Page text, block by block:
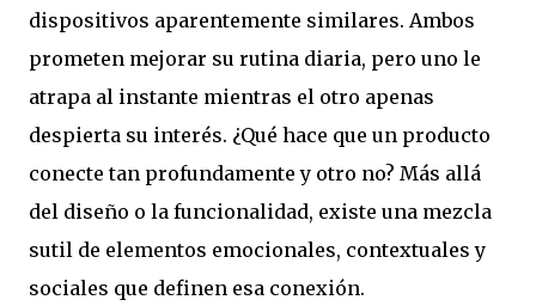
dispositivos aparentemente similares. Ambos
prometen mejorar su rutina diaria, pero uno le
atrapa al instante mientras el otro apenas
despierta su interés. ¿Qué hace que un producto
conecte tan profundamente y otro no? Más allá
del diseño o la funcionalidad, existe una mezcla
sutil de elementos emocionales, contextuales y
sociales que definen esa conexión.